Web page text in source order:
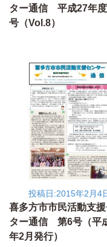
ター通信 平成27年
号（Vol.8）
投稿日:2015年2月4
喜多方市市民活動支
ター通信 第6号（平
年2月発行）